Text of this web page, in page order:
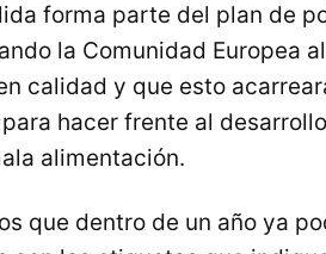
forma parte del plan de
la Comunidad Europea
calidad y que esto
hacer frente al
alimentación.
que dentro de un año ya